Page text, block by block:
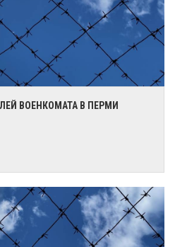
ВОЕНКОМАТА В ПЕРМИ